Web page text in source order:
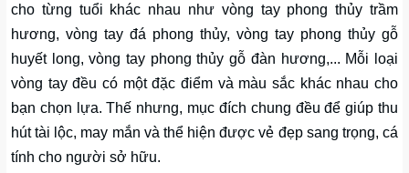
cho từng tuổi khác nhau như vòng tay phong thủy trầm
hương, vòng tay đá phong thủy, vòng tay phong thủy gỗ
huyết long, vòng tay phong thủy gỗ đàn hương,... Mỗi loại
vòng tay đều có một đặc điểm và màu sắc khác nhau cho
bạn chọn lựa. Thế nhưng, mục đích chung đều để giúp thu
hút tài lộc, may mắn và thể hiện được vẻ đẹp sang trọng, cá
tính cho người sở hữu.